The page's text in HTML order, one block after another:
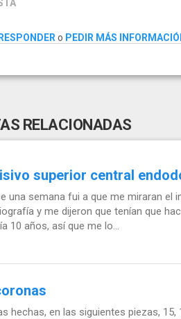
o PEDIR MÁS
RELACIONADAS
superior central
una semana fui a que me miraran el
y me dijeron que tenían que
10 años, así que me lo...
hechas, en las siguientes piezas,